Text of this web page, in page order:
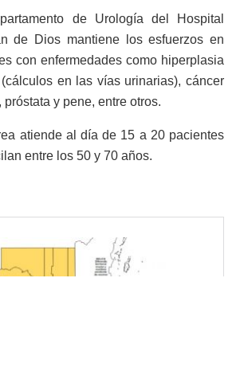
de Urología del Hospital
de Dios mantiene los esfuerzos en
con enfermedades como hiperplasia
en las vías urinarias), cáncer
y pene, entre otros.
atiende al día de 15 a 20 pacientes
entre los 50 y 70 años.